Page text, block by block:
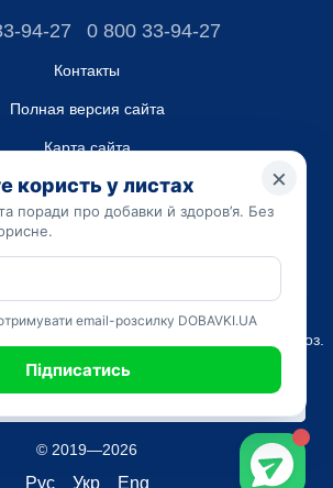
94-27 0 800 33-94-27
Контакты
Полная версия сайта
Карта сайта
ТОВ “ДО ЮА”,
Код ЄДРПОУ 45223262
регистрации 14.09.2023
сайте dobavki.ua информация носит
характер. Не используйте
для диагностики и лечения. Только ваш
препараты и составлять диагноз.
МОЖЕТ БЫТЬ ВРЕДНЫМ ДЛЯ ВАШЕГО
© 2019—2026
Рус Укр Eng